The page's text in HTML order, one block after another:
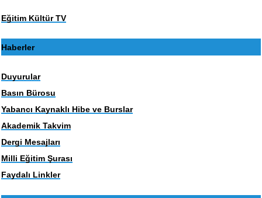
Eğitim Kültür TV
Haberler
Duyurular
Basın Bürosu
Yabancı Kaynaklı Hibe ve Burslar
Akademik Takvim
Dergi Mesajları
Milli Eğitim Şurası
Faydalı Linkler